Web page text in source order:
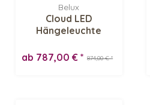
Belux
Cloud LED
Hängeleuchte
874,00 € *
ab 787,00 € *